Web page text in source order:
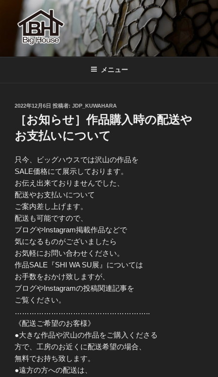
BIGHOUSE
ステンドグラス工房 大家勝 奈良 生駒 新石切 教室
メニュー
投
2022年12月6日 投稿者: JDP_KUWAHARA
［お知らせ］作品購入時の配送や
お支払いについて
只今、ビッグハウスでは沢山の作品を
SALE価格にて展示しております。
お伝え出来ておりませんでした、
配送やお支払いについて
ご案内差し上げます。
配送も可能ですので、
ブログやInstagram掲載作品などで
気になるものがございましたら
お気軽にお問い合わせください。
作品SALE『SHI WA SU展』については
お手数をおかけ致しますが、
ブログやInstagramの投稿関連記事を
ご覧ください。
………………………………………………..
《配送ご希望のお客様》
●大きな作品や沢山の作品をご購入くださる
方で、工房のお近くに配送希望の場合、
無料でお持ち致します。
●遠方の方への配送は、